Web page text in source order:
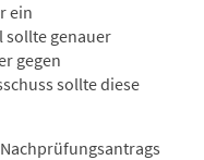
ein
sollte genauer
gegen
sollte diese